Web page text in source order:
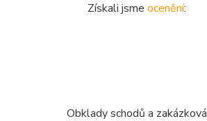
Získali jsme ocenění:
Obklady schodů a zakázková